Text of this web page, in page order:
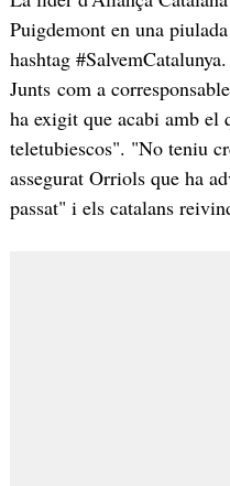
Puigdemont en una
hashtag
Junts com a
ha exigit que acabi amb el
teletubiescos". "No teniu
assegurat Orriols que ha
passat" i els catalans